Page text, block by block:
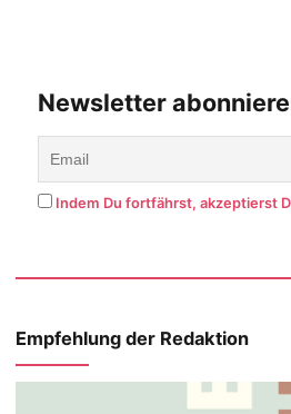
Newsletter
Indem Du fortfährst, akzeptierst
Empfehlung der Redaktion